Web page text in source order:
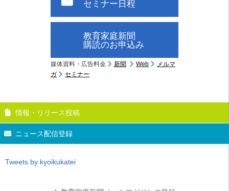
セミナー日程
教育家庭新聞
購読のお申込み
媒体資料・広告料金 新聞 Web
メルマ
ガ
セミナー
情報・リリース投稿
ニュース配信登録
Tweets by kyoikukatei